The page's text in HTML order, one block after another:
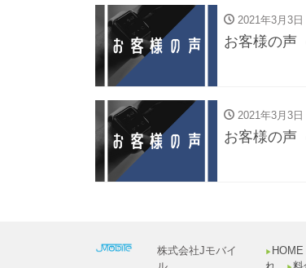
2021年3月3日
お客様の声
2021年3月3日
お客様の声
株式会社Jモバイ
▶︎ HOME